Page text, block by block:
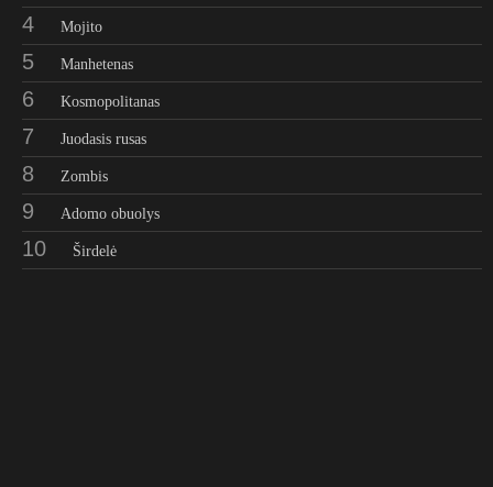
4 Mojito
5 Manhetenas
6 Kosmopolitanas
7 Juodasis rusas
8 Zombis
9 Adomo obuolys
10 Širdelė